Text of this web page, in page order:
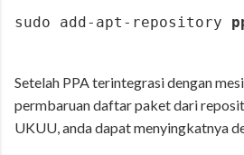
sudo add-apt-repository
Setelah PPA terintegrasi dengan
permbaruan daftar paket dari
UKUU, anda dapat menyingkatnya